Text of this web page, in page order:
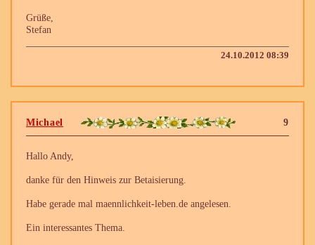
Grüße,
Stefan
24.10.2012 08:39
9
Michael
Hallo Andy,
danke für den Hinweis zur Betaisierung.
Habe gerade mal maennlichkeit-leben.de angelesen.
Ein interessantes Thema.